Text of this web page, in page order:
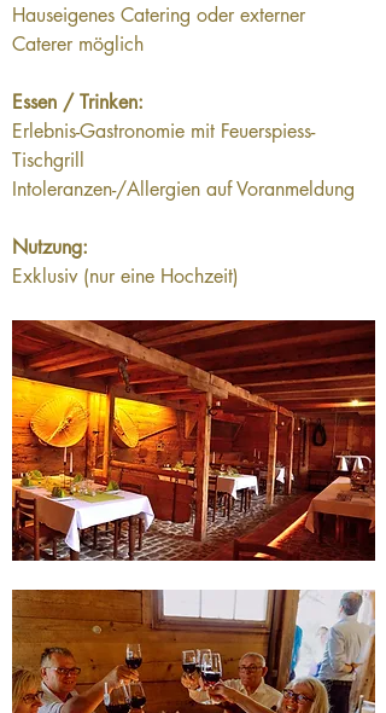
Hauseigenes Catering oder externer
Caterer möglich
Essen / Trinken:
Erlebnis-Gastronomie mit Feuerspiess-
Tischgrill
Intoleranzen-/Allergien auf Voranmeldung
Nutzung:
Exklusiv (nur eine Hochzeit)